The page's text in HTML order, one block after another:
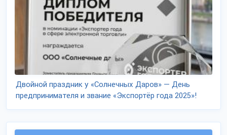
Двойной праздник у «Солнечных Даров» — День
предпринимателя и звание «Экспортёр года 2025»!